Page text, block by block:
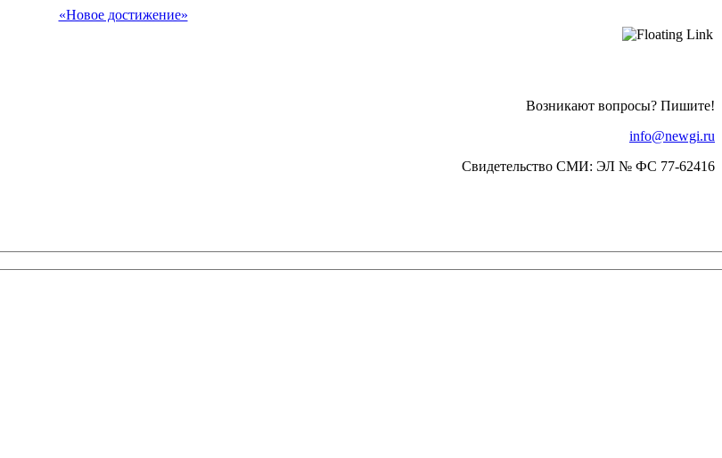
«Новое достижение»
Возникают вопросы? Пишите!
info@newgi.ru
Свидетельство СМИ: ЭЛ № ФС 77-62416